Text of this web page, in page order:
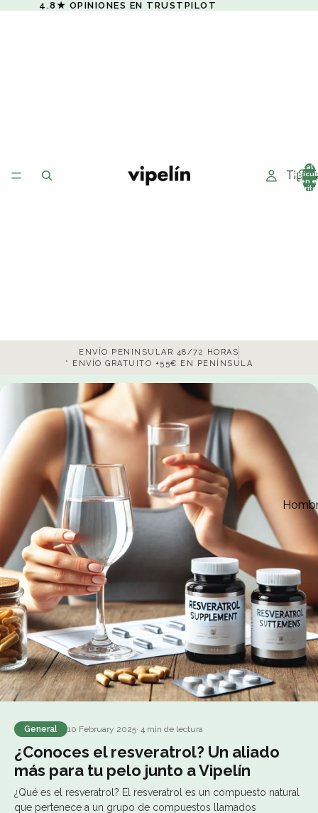
4.8★ OPINIONES EN TRUSTPILOT
Total
en
ENVÍO PENINSULAR 48/72 HORAS
* ENVÍO GRATUITO +55€ EN PENÍNSULA
General 10 February 2025· 4 min de lectura
¿Conoces el resveratrol? Un aliado
más para tu pelo junto a Vipelín
¿Qué es el resveratrol? El resveratrol es un compuesto natural
que pertenece a un grupo de compuestos llamados